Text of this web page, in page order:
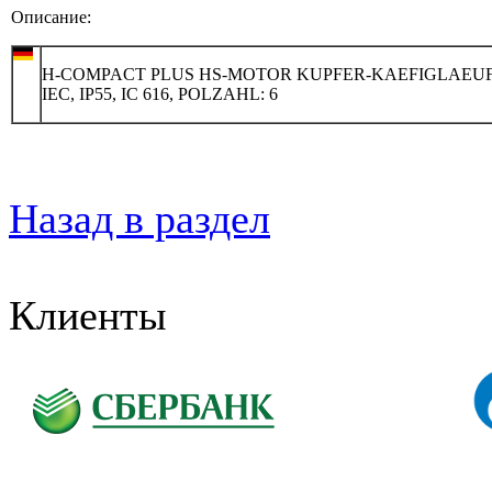
Описание:
H-COMPACT PLUS HS-MOTOR KUPFER-
IEC, IP55, IC 616, POLZAHL: 6
Назад в раздел
Клиенты